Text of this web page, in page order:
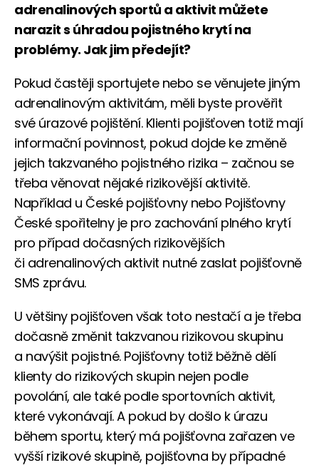
adrenalinových sportů a aktivit můžete
narazit s úhradou pojistného krytí na
problémy. Jak jim předejít?
Pokud častěji sportujete nebo se věnujete jiným
adrenalinovým aktivitám, měli byste prověřit
své úrazové pojištění. Klienti pojišťoven totiž mají
informační povinnost, pokud dojde ke změně
jejich takzvaného pojistného rizika – začnou se
třeba věnovat nějaké rizikovější aktivitě.
Například u České pojišťovny nebo Pojišťovny
České spořitelny je pro zachování plného krytí
pro případ dočasných rizikovějších
či adrenalinových aktivit nutné zaslat pojišťovně
SMS zprávu.
U většiny pojišťoven však toto nestačí a je třeba
dočasně změnit takzvanou rizikovou skupinu
a navýšit pojistné. Pojišťovny totiž běžně dělí
klienty do rizikových skupin nejen podle
povolání, ale také podle sportovních aktivit,
které vykonávají. A pokud by došlo k úrazu
během sportu, který má pojišťovna zařazen ve
vyšší rizikové skupině, pojišťovna by případné